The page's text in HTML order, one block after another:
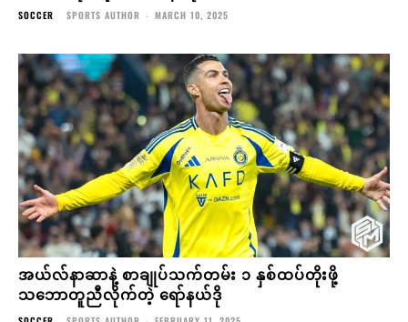
SOCCER SPORTS AUTHOR - MARCH 10, 2025
အယ်လ်နာဆာနဲ့ စာချုပ်သက်တမ်း ၁ နှစ်ထပ်တိုးဖို့
သဘောတူညီလိုက်တဲ့ ရော်နယ်ဒို